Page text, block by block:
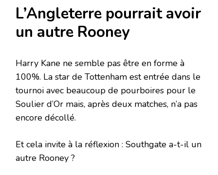
L’Angleterre pourrait avoir
un autre Rooney
Harry Kane ne semble pas être en forme à
100%. La star de Tottenham est entrée dans le
tournoi avec beaucoup de pourboires pour le
Soulier d’Or mais, après deux matches, n’a pas
encore décollé.
Et cela invite à la réflexion : Southgate a-t-il un
autre Rooney ?